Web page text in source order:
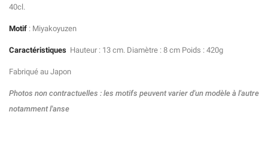
40cl.
Motif : Miyakoyuzen
Caractéristiques Hauteur : 13 cm. Diamètre : 8 cm Poids : 420g
Fabriqué au Japon
Photos non contractuelles : les motifs peuvent varier d'un modèle à l'autre
notamment l'anse